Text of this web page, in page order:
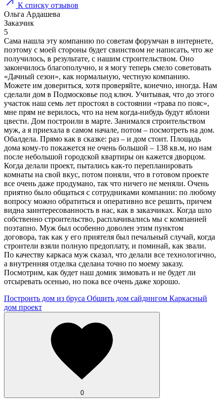
К списку отзывов
Ольга Ардашева
Заказчик
5
Сама нашла эту компанию по советам форумчан в интернете,
поэтому с моей стороны будет свинством не написать, что же
получилось, в результате, с нашим строительством. Оно
закончилось благополучно, и я могу теперь смело советовать
«Дачный сезон», как нормальную, честную компанию.
Можете им довериться, хотя проверяйте, конечно, иногда. Нам
сделали дом в Подмосковье под ключ. Учитывая, что до этого
участок наш семь лет простоял в состоянии «трава по пояс»,
мне прям не верилось, что на нем когда-нибудь будут яблони
цвести. Дом построили в марте. Занимался строительством
муж, а я приехала в самом начале, потом – посмотреть на дом.
Обалдела. Прямо как в сказке: раз – и дом стоит. Площадь
дома кому-то покажется не очень большой – 138 кв.м, но нам
после небольшой городской квартиры он кажется дворцом.
Когда делали проект, пытались как-то перепланировать
комнаты на свой вкус, потом поняли, что в готовом проекте
все очень даже продумано, так что ничего не меняли. Очень
приятно было общаться с сотрудниками компании: по любому
вопросу можно обратиться и оперативно все решить, причем
видна заинтересованность в нас, как в заказчиках. Когда шло
собственно строительство, расплачивались мы с компанией
поэтапно. Муж был особенно доволен этим пунктом
договора, так как у его приятеля был печальный случай, когда
строители взяли полную предоплату, и поминай, как звали.
По качеству каркаса муж сказал, что делали все технологично,
а внутренняя отделка сделана точно по моему заказу.
Посмотрим, как будет наш домик зимовать и не будет ли
отсыревать осенью, но пока все очень даже хорошо.
Построить дом из бруса Обшить дом сайдингом Каркасный
дом проект
0